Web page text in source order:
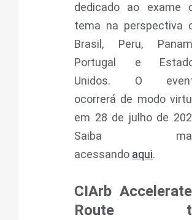
dedicado ao exame
tema na perspectiva
Brasil, Peru,
Portugal e
Unidos. O
ocorrerá de modo
em 28 de julho de
Saiba
acessando aqui.
CIArb
Route